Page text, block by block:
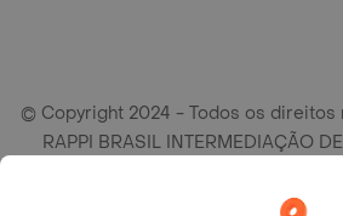
© Copyright 2024 - Todos os direitos
RAPPI BRASIL INTERMEDIAÇÃO
conj. 91, Lado A, Cerqueira Cesar, São